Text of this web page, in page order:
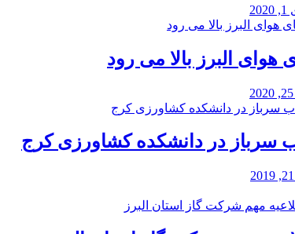
هوای البرز بالا می رود
سرباز در دانشکده کشاورزی کرج